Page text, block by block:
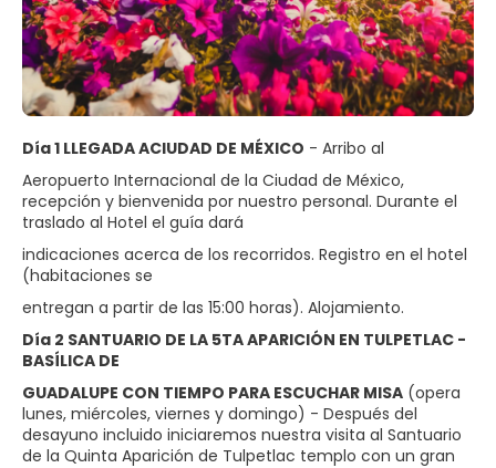
Día 1 LLEGADA ACIUDAD DE MÉXICO - Arribo al
Aeropuerto Internacional de la Ciudad de México,
recepción y bienvenida por nuestro personal. Durante el
traslado al Hotel el guía dará
indicaciones acerca de los recorridos. Registro en el hotel
(habitaciones se
entregan a partir de las 15:00 horas). Alojamiento.
Día 2 SANTUARIO DE LA 5TA APARICIÓN EN TULPETLAC -
BASÍLICA DE
GUADALUPE CON TIEMPO PARA ESCUCHAR MISA (opera
lunes, miércoles, viernes y domingo) - Después del
desayuno incluido iniciaremos nuestra visita al Santuario
de la Quinta Aparición de Tulpetlac templo con un gran